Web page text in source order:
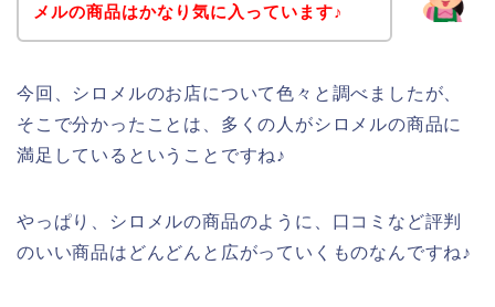
メルの商品はかなり気に入っています♪
今回、シロメルのお店について色々と調べましたが、
そこで分かったことは、多くの人がシロメルの商品に
満足しているということですね♪
やっぱり、シロメルの商品のように、口コミなど評判
のいい商品はどんどんと広がっていくものなんですね♪